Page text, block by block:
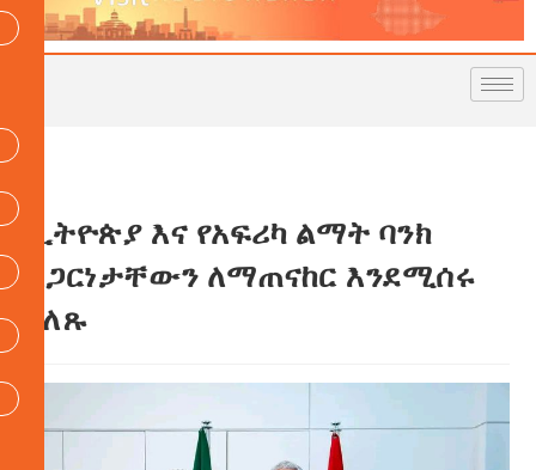
ኢትዮጵያ እና የአፍሪካ ልማት ባንክ
አጋርነታቸውን ለማጠናከር እንደሚሰሩ
ገለጹ